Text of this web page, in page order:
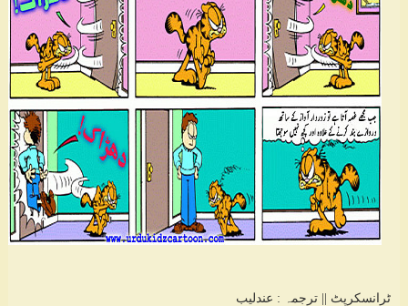
ٹرانسکرپٹ || ترجمہ : عندلیب